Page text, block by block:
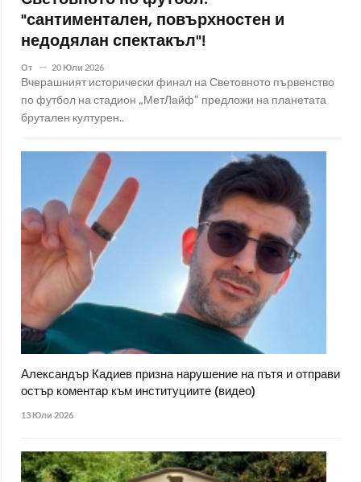
"сантиментален, повърхностен и
недодялан спектакъл"!
От 20 Юли 2026
Вчерашният исторически финал на Световното първенство
по футбол на стадион „МетЛайф“ предложи на планетата
брутален културен..
Александър Кадиев призна нарушение на пътя и отправи
остър коментар към институциите (видео)
13 Юли 2026